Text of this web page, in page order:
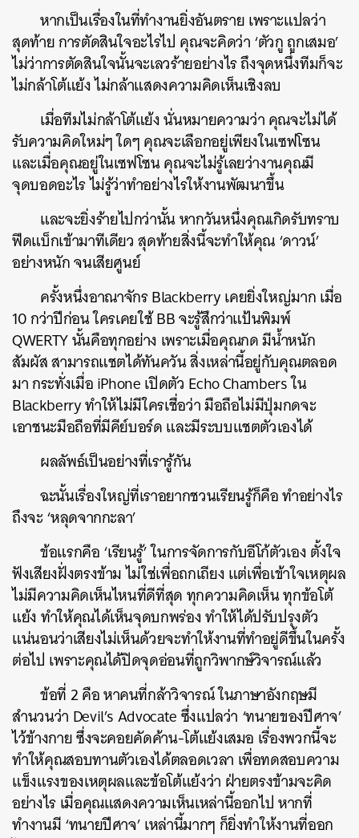
หากเป็นเรื่องในที่ทำงานยิ่งอันตราย เพราะแปลว่า
สุดท้าย การตัดสินใจอะไรไป คุณจะคิดว่า ‘ตัวกู ถูกเสมอ’
ไม่ว่าการตัดสินใจนั้นจะเลวร้ายอย่างไร ถึงจุดหนึ่งทีมก็จะ
ไม่กล้าโต้แย้ง ไม่กล้าแสดงความคิดเห็นเชิงลบ
เมื่อทีมไม่กล้าโต้แย้ง นั่นหมายความว่า คุณจะไม่ได้
รับความคิดใหม่ๆ ใดๆ คุณจะเลือกอยู่เพียงในเซฟโซน
และเมื่อคุณอยู่ในเซฟโซน คุณจะไม่รู้เลยว่างานคุณมี
จุดบอดอะไร ไม่รู้ว่าทำอย่างไรให้งานพัฒนาขึ้น
และจะยิ่งร้ายไปกว่านั้น หากวันหนึ่งคุณเกิดรับทราบ
ฟีดแบ็กเข้ามาทีเดียว สุดท้ายสิ่งนี้จะทำให้คุณ ‘ดาวน์’
อย่างหนัก จนเสียศูนย์
ครั้งหนึ่งอาณาจักร Blackberry เคยยิ่งใหญ่มาก เมื่อ
10 กว่าปีก่อน ใครเคยใช้ BB จะรู้สึกว่าแป้นพิมพ์
QWERTY นั้นคือทุกอย่าง เพราะเมื่อคุณกด มีน้ำหนัก
สัมผัส สามารถแชตได้ทันควัน สิ่งเหล่านี้อยู่กับคุณตลอด
มา กระทั่งเมื่อ iPhone เปิดตัว Echo Chambers ใน
Blackberry ทำให้ไม่มีใครเชื่อว่า มือถือไม่มีปุ่มกดจะ
เอาชนะมือถือที่มีคีย์บอร์ด และมีระบบแชตตัวเองได้
ผลลัพธ์เป็นอย่างที่เรารู้กัน
ฉะนั้นเรื่องใหญ่ที่เราอยากชวนเรียนรู้ก็คือ ทำอย่างไร
ถึงจะ ‘หลุดจากกะลา’
ข้อแรกคือ ‘เรียนรู้’ ในการจัดการกับอีโก้ตัวเอง ตั้งใจ
ฟังเสียงฝั่งตรงข้าม ไม่ใช่เพื่อถกเถียง แต่เพื่อเข้าใจเหตุผล
ไม่มีความคิดเห็นไหนที่ดีที่สุด ทุกความคิดเห็น ทุกข้อโต้
แย้ง ทำให้คุณได้เห็นจุดบกพร่อง ทำให้ได้ปรับปรุงตัว
แน่นอนว่าเสียงไม่เห็นด้วยจะทำให้งานที่ทำอยู่ดีขึ้นในครั้ง
ต่อไป เพราะคุณได้ปิดจุดอ่อนที่ถูกวิพากษ์วิจารณ์แล้ว
ข้อที่ 2 คือ หาคนที่กล้าวิจารณ์ ในภาษาอังกฤษมี
สำนวนว่า Devil’s Advocate ซึ่งแปลว่า ‘ทนายของปีศาจ’
ไว้ข้างกาย ซึ่งจะคอยคัดค้าน-โต้แย้งเสมอ เรื่องพวกนี้จะ
ทำให้คุณสอบทานตัวเองได้ตลอดเวลา เพื่อทดสอบความ
แข็งแรงของเหตุผลและข้อโต้แย้งว่า ฝ่ายตรงข้ามจะคิด
อย่างไร เมื่อคุณแสดงความเห็นเหล่านี้ออกไป หากที่
ทำงานมี ‘ทนายปีศาจ’ เหล่านี้มากๆ ก็ยิ่งทำให้งานที่ออก